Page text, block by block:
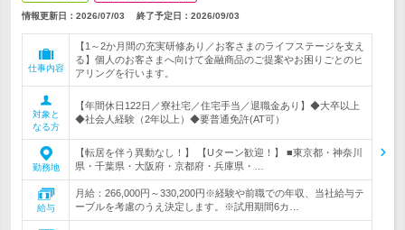
情報更新日：2026/07/03 終了予定日： 2026/09/03
仕事内容
【1～2か月間の充実研修あり／お客さまのライフステージを支え
る】個人のお客さまへ向けて金融商品のご提案やお困りごとのヒ
アリングを行います。
対象と
なる方
【年間休日122日／寮社宅／住宅手当／退職金あり】◆大卒以上
◆社会人経験（2年以上）◆要普通免許(AT可）
勤務地
【転居を伴う異動なし！】 【Uターン歓迎！】 ■東京都・神奈川
県・千葉県・大阪府・京都府・兵庫県・…
給与
月給：266,000円～330,200円※経験や前職での年収、当社給与テ
ーブルを考慮のうえ決定します。※試用期間6カ…